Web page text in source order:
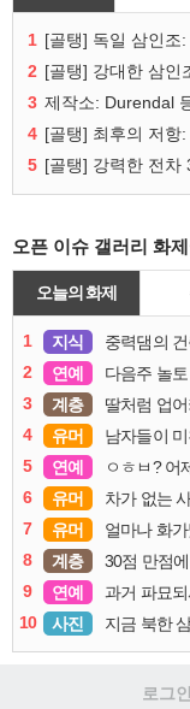
1 [골탱] 독일 삼인조
2 [골탱] 강대한 삼인
3 제작소: Durendal
4 [골탱] 최후의 저항
5 [골탱] 강력한 전차
오픈 이슈 갤러리 화
오늘의 화제
1 지식 중력댐의
2
연예 다음주 놀토
3
계층 딸처럼 업
4
유머 남자들이
5
연예 ㅇㅎㅂ? 어
6
유머 차가 없는
7
유머 얼마나 화
8
계층 30점 만점
9
연예 과거 파묘
10
사진 지금 북한
로그인